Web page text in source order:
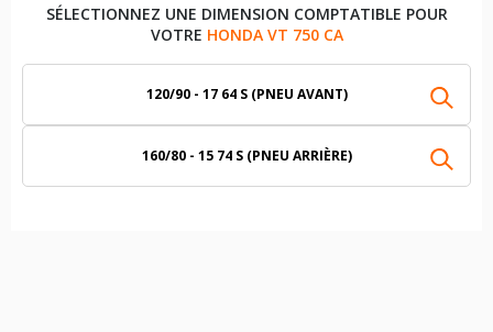
SÉLECTIONNEZ UNE DIMENSION COMPTATIBLE POUR
VOTRE HONDA VT 750 CA
120/90 - 17 64 S (PNEU AVANT)
160/80 - 15 74 S (PNEU ARRIÈRE)